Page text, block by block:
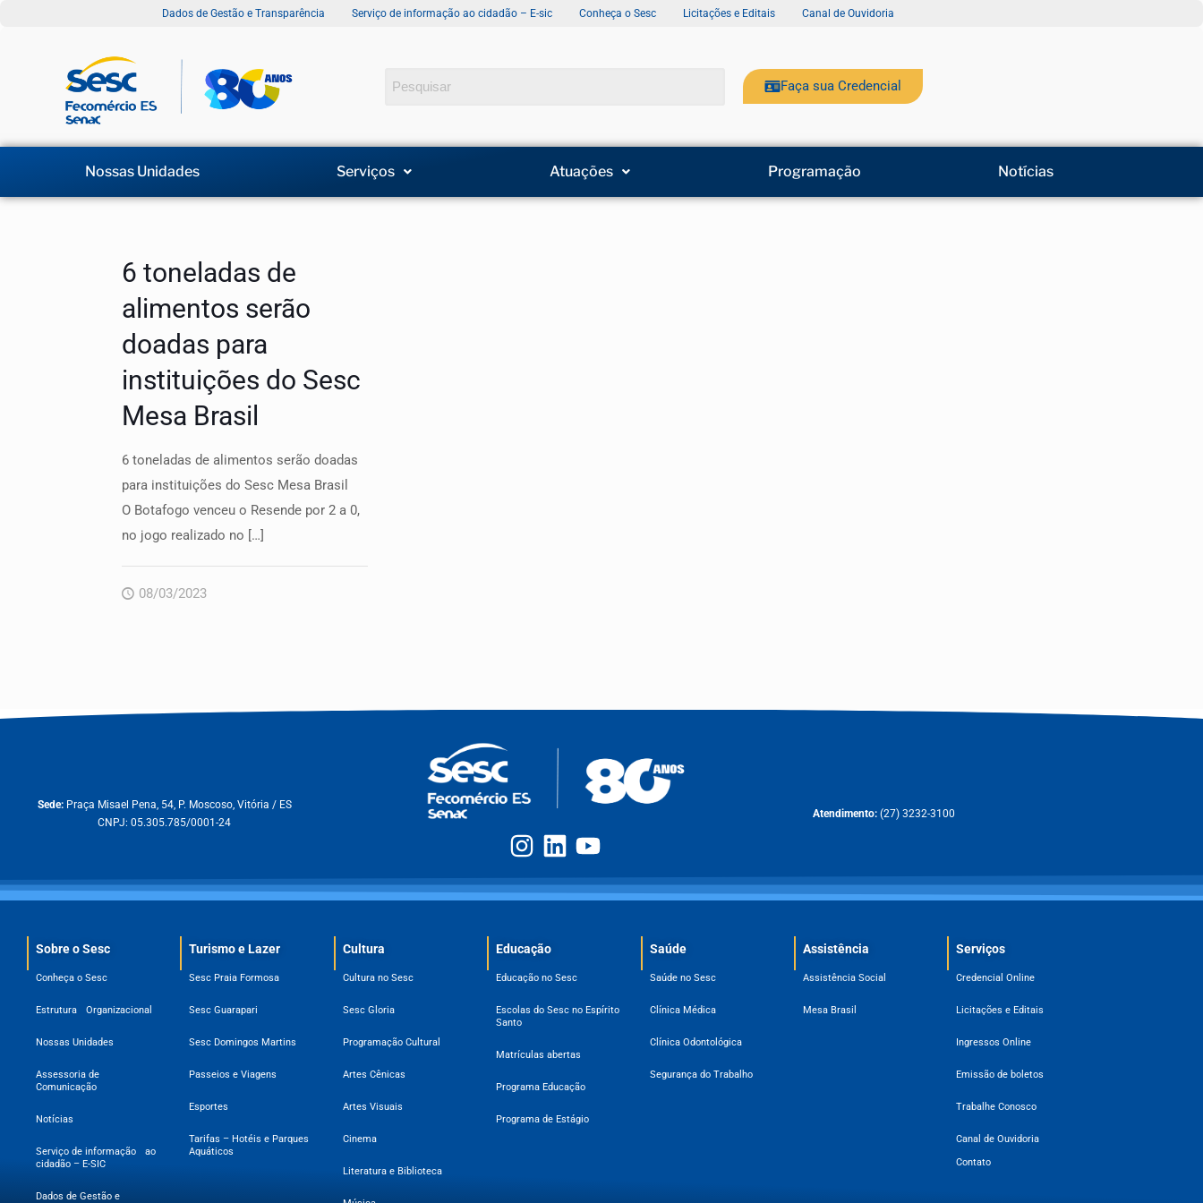
Dados de Gestão e Transparência Serviço de informação ao cidadão – E-sic Conheça o Sesc Licitações e Editais Canal de Ouvidoria
Faça sua Credencial
Nossas Unidades Serviços Atuações Programação Notícias
6 toneladas de
alimentos serão
doadas para
instituições do Sesc
Mesa Brasil
6 toneladas de alimentos serão doadas
para instituições do Sesc Mesa Brasil
O Botafogo venceu o Resende por 2 a 0,
no jogo realizado no […]
08/03/2023
Sede: Praça Misael Pena, 54, P. Moscoso, Vitória / ES
CNPJ: 05.305.785/0001-24
Atendimento: (27) 3232-3100
Sobre o Sesc​
Conheça o Sesc
Estrutura Organizacional
Nossas Unidades
Assessoria de
Comunicação
Notícias
Serviço de informação ao
cidadão – E-SIC
Dados de Gestão e
Turismo e Lazer
Sesc Praia Formosa
Sesc Guarapari
Sesc Domingos Martins
Passeios e Viagens
Esportes
Tarifas – Hotéis e Parques
Aquáticos
Cultura
Cultura no Sesc
Sesc Gloria
Programação Cultural
Artes Cênicas
Artes Visuais
Cinema
Literatura e Biblioteca
Educação
Educação no Sesc
Escolas do Sesc no Espírito
Santo
Matrículas abertas
Programa Educação
Programa de Estágio
Saúde
Saúde no Sesc
Clínica Médica
Clínica Odontológica
Segurança do Trabalho
Assistência
Assistência Social
Mesa Brasil
Serviços
Credencial Online
Licitações e Editais
Ingressos Online
Emissão de boletos
Trabalhe Conosco
Canal de Ouvidoria
Contato